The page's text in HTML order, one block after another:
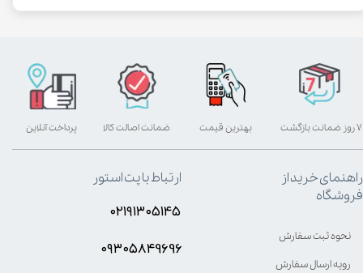
بهترین قیمت پرداخت آنلاین ۷ روز ضمانت بازگشت ضمانت اصالت کالا
راهنمای خرید از
فروشگاه
نحوه ثبت سفارش
رویه ارسال سفارش
ارتباط با پت استور
۰۲۱۹۱۳۰۵۱۴۵
۰۹۳۰۵8۴9696